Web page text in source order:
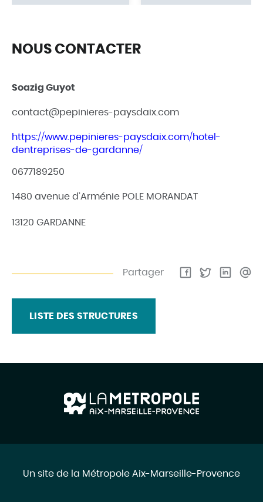
NOUS CONTACTER
+
−
Soazig Guyot
contact@pepinieres-paysdaix.com
https://www.pepinieres-paysdaix.com/hotel-
dentreprises-de-gardanne/
0677189250
1480 avenue d’Arménie POLE MORANDAT
13120 GARDANNE
Partager
LISTE DES STRUCTURES
Un site de la Métropole Aix-Marseille-Provence